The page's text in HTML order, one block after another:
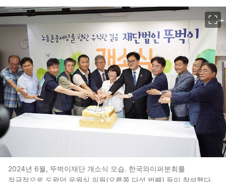
2024년 6월, 뚜벅이재단 개소식 모습. 한국와이퍼분회를
적극적으로 도왔던 우원식 의원(오른쪽 다섯 번째) 등이 참석했다.